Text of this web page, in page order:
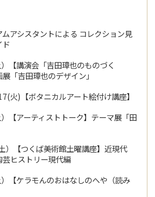
ムアシスタントによる コレクション見
【講演会「吉田璋也のものづく
「吉田璋也のデザイン」
火)【ボタニカルアート絵付け講座】
【アーティストトーク】テーマ展「田
）【つくば美術館土曜講座】近現代
芸ヒストリー現代編
【ケラモんのおはなしのへや（読み